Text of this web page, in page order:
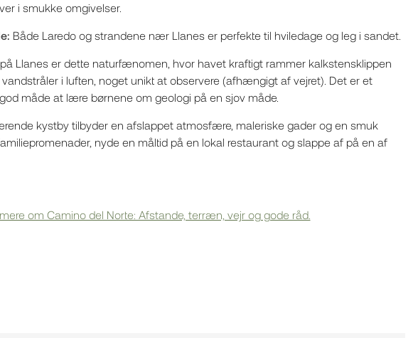
i smukke omgivelser.
Både Laredo og strandene nær Llanes er perfekte til hviledage og leg i sandet.
Llanes er dette naturfænomen, hvor havet kraftigt rammer kalkstensklippen
i luften, noget unikt at observere (afhængigt af vejret). Det er et
måde at lære børnene om geologi på en sjov måde.
kystby tilbyder en afslappet atmosfære, maleriske gader og en smuk
nyde en måltid på en lokal restaurant og slappe af på en af
om Camino del Norte: Afstande, terræn, vejr og gode råd.